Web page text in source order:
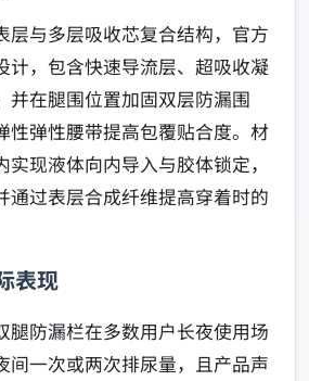
层与多层吸收芯复合结构，官方
计，包含快速导流层、超吸收凝
并在腿围位置加固双层防漏围
性弹性腰带提高包覆贴合度。材
现液体向内导入与胶体锁定，
通过表层合成纤维提高穿着时的
表现
腿防漏栏在多数用户长夜使用场
间一次或两次排尿量，且产品声